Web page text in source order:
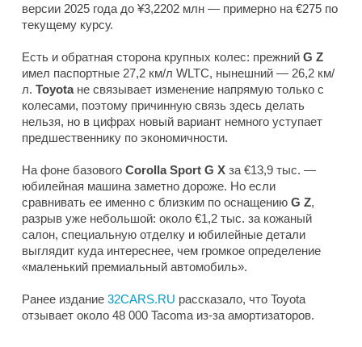
версии 2025 года до ¥3,2202 млн — примерно на €275 по
текущему курсу.
Есть и обратная сторона крупных колес: прежний G Z
имел паспортные 27,2 км/л WLTC, нынешний — 26,2 км/
л. Toyotaне связывает изменение напрямую только с
колесами, поэтому причинную связь здесь делать
нельзя, но в цифрах новый вариант немного уступает
предшественнику по экономичности.
На фоне базового Corolla Sport G X за €13,9 тыс. —
юбилейная машина заметно дороже. Но если
сравнивать ее именно с близким по оснащению G Z,
разрыв уже небольшой: около €1,2 тыс. за кожаный
салон, специальную отделку и юбилейные детали
выглядит куда интереснее, чем громкое определение
«маленький премиальный автомобиль».
Ранее издание 32CARS.RU рассказало, что Toyota
отзывает около 48 000 Tacoma из-за амортизаторов.